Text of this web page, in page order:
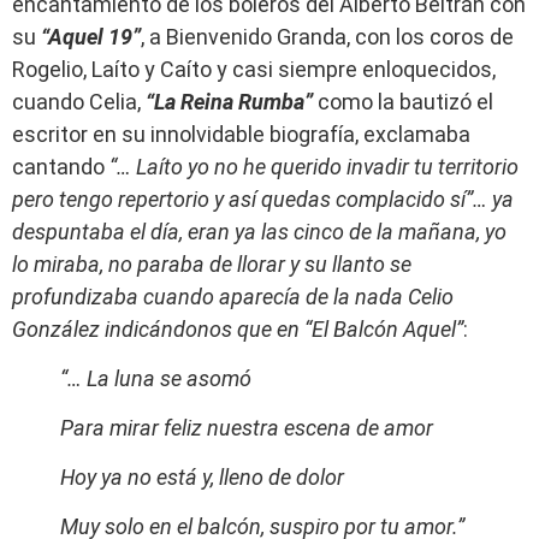
su “Aquel 19”, a Bienvenido Granda, con los coros de
Rogelio, Laíto y Caíto y casi siempre enloquecidos,
cuando Celia, “La Reina Rumba” como la bautizó el
escritor en su innolvidable biografía, exclamaba
cantando “… Laíto yo no he querido invadir tu territorio
pero tengo repertorio y así quedas complacido sí”… ya
despuntaba el día, eran ya las cinco de la mañana, yo
lo miraba, no paraba de llorar y su llanto se
profundizaba cuando aparecía de la nada Celio
González indicándonos que en “El Balcón Aquel”:
“… La luna se asomó
Para mirar feliz nuestra escena de amor
Hoy ya no está y, lleno de dolor
Muy solo en el balcón, suspiro por tu amor.”